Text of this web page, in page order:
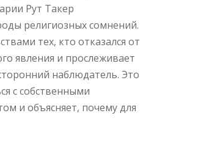
Рут Такер
религиозных сомнений.
тех, кто отказался от
явления и прослеживает
наблюдатель. Это
с собственными
и объясняет, почему для